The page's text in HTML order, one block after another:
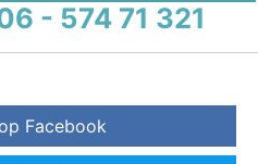
- 574 71 321
Facebook